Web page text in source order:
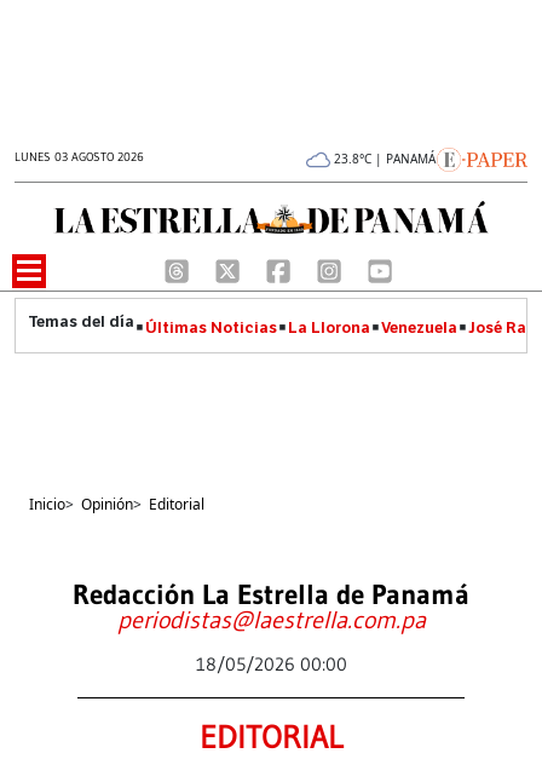
LUNES 03 AGOSTO 2026 23.8°C | PANAMÁ
Últimas Noticias La Llorona Venezuela José
Inicio> Opinión> Editorial
Redacción La Estrella de Panamá
periodistas@laestrella.com.pa
18/05/2026 00:00
EDITORIAL